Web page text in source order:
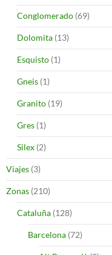
Conglomerado (69)
Dolomita (13)
Esquisto (1)
Gneis (1)
Granito (19)
Gres (1)
Silex (2)
Viajes (3)
Zonas (210)
Cataluña (128)
Barcelona (72)